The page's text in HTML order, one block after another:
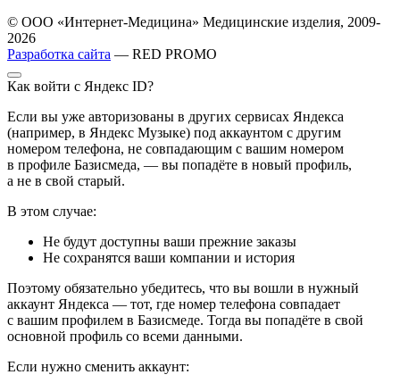
© ООО «Интернет-Медицина» Медицинские изделия, 2009-
2026
Разработка сайта — RED PROMO
Как войти с Яндекс ID?
Если вы уже авторизованы в других сервисах Яндекса
(например, в Яндекс Музыке) под аккаунтом с другим
номером телефона, не совпадающим с вашим номером
в профиле Базисмеда, — вы попадёте в новый профиль,
а не в свой старый.
В этом случае:
Не будут доступны ваши прежние заказы
Не сохранятся ваши компании и история
Поэтому обязательно убедитесь, что вы вошли в нужный
аккаунт Яндекса — тот, где номер телефона совпадает
с вашим профилем в Базисмеде. Тогда вы попадёте в свой
основной профиль со всеми данными.
Если нужно сменить аккаунт: